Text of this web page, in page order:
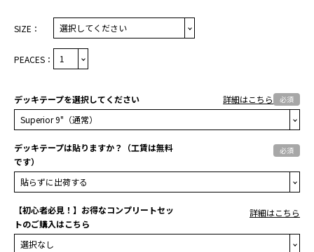
SIZE：
PEACES：
デッキテープを選択してください 必須
詳細はこちら
デッキテープは貼りますか？（工賃は無料
です）
必須
【初心者必見！】お得なコンプリートセッ
トのご購入はこちら
詳細はこちら